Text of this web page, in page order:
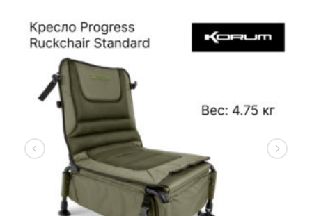
-20%